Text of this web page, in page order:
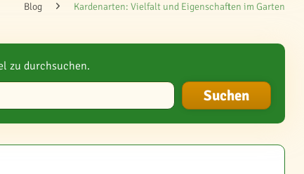
Blog Kardenarten: Vielfalt und Eigenschaften im Garten
zu durchsuchen.